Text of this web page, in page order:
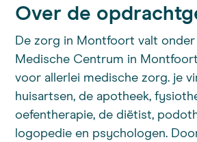
Over de
De zorg in Montfoort valt onder
Medische Centrum in
voor allerlei medische zorg. je
huisartsen, de apotheek,
oefentherapie, de diëtist,
logopedie en psychologen.